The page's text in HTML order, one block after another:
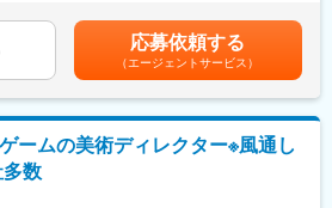
アサイン前にラーニング期間を設け、スム
ようフォロー致します。経験者は実力次第で
ており、より良い物、納得の出来るものが
。
■昇給：年1回（4月）■賞与：年2回（4、10
も目安の金額であり、選考を通じて上下する
給(月額)は固定手当を含めた表記です。
応募依頼する
（エージェントサービス）
ームの美術ディレクター※風通し
数